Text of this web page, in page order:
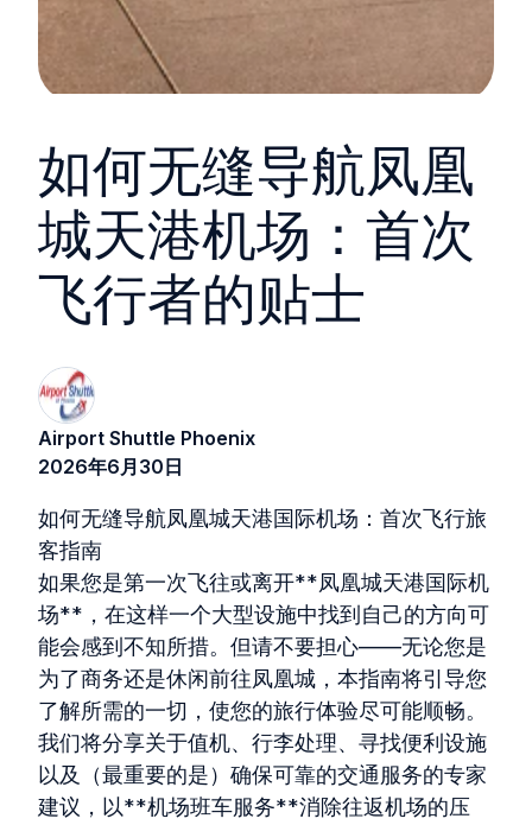
如何无缝导航凤凰
城天港机场：首次
飞行者的贴士
Airport Shuttle Phoenix
2026年6月30日
如何无缝导航凤凰城天港国际机场：首次飞行旅
客指南
如果您是第一次飞往或离开**凤凰城天港国际机
场**，在这样一个大型设施中找到自己的方向可
能会感到不知所措。但请不要担心——无论您是
为了商务还是休闲前往凤凰城，本指南将引导您
了解所需的一切，使您的旅行体验尽可能顺畅。
我们将分享关于值机、行李处理、寻找便利设施
以及（最重要的是）确保可靠的交通服务的专家
建议，以**机场班车服务**消除往返机场的压